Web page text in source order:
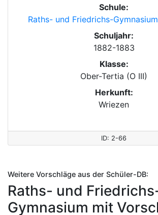
Schule:
Raths- und Friedrichs-
Schuljahr:
1882-1883
Klasse:
Ober-Tertia (O III)
Herkunft:
Wriezen
ID: 2-66
Weitere Vorschläge aus der Schüler-DB:
Raths- und
Gymnasium mit